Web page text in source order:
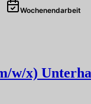
Wochenendarbeit
w/x)